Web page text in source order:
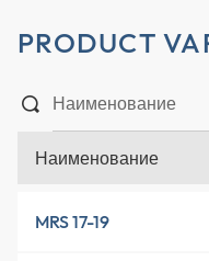
PRODUCT
Наименование
MRS 17-19